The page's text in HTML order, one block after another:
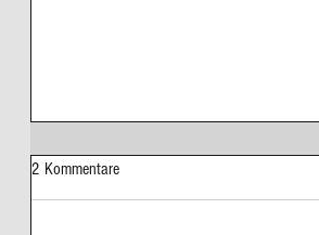
2 Kommentare